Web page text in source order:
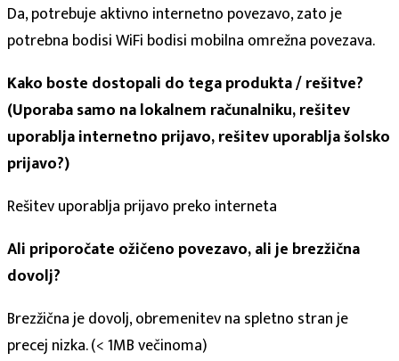
Da, potrebuje aktivno internetno povezavo, zato je
potrebna bodisi WiFi bodisi mobilna omrežna povezava.
Kako boste dostopali do tega produkta / rešitve?
(Uporaba samo na lokalnem računalniku, rešitev
uporablja internetno prijavo, rešitev uporablja šolsko
prijavo?)
Rešitev uporablja prijavo preko interneta
Ali priporočate ožičeno povezavo, ali je brezžična
dovolj?
Brezžična je dovolj, obremenitev na spletno stran je
precej nizka. (< 1MB večinoma)